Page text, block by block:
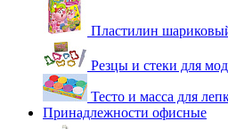
Пластилин
Резцы и стеки для
Тесто и масса для
Принадлежности офисные